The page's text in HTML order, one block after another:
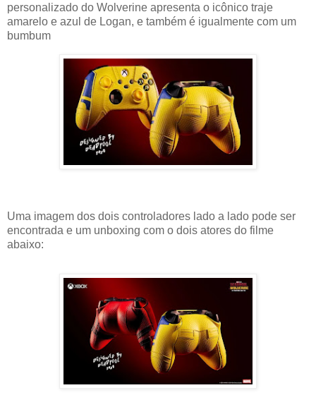
personalizado do Wolverine apresenta o icônico traje
amarelo e azul de Logan, e também é igualmente com um
bumbum
Uma imagem dos dois controladores lado a lado pode ser
encontrada e um unboxing com o dois atores do filme
abaixo: